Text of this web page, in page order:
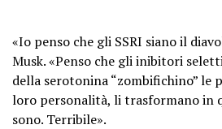
«Io penso che gli SSRI siano il
Musk. «Penso che gli inibitori
della serotonina “zombifichino” le
loro personalità, li trasformano in
sono. Terribile».